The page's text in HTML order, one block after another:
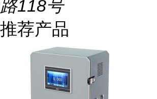
路118号
推荐产品